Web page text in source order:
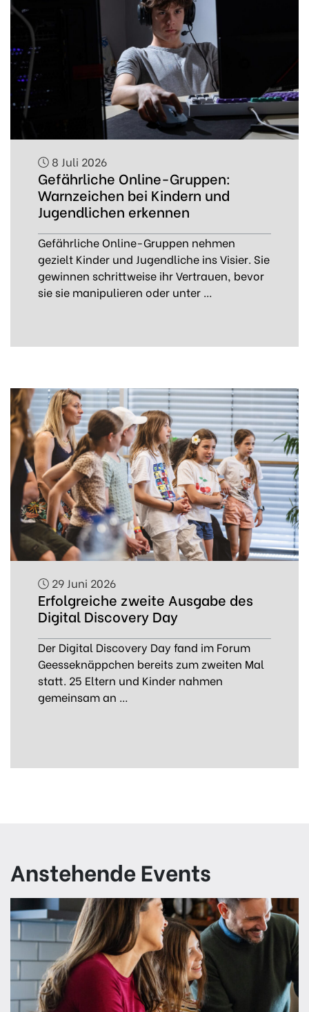
8 Juli 2026
Gefährliche Online-Gruppen:
Warnzeichen bei Kindern und
Jugendlichen erkennen
Gefährliche Online-Gruppen nehmen
gezielt Kinder und Jugendliche ins Visier. Sie
gewinnen schrittweise ihr Vertrauen, bevor
sie sie manipulieren oder unter …
29 Juni 2026
Erfolgreiche zweite Ausgabe des
Digital Discovery Day
Der Digital Discovery Day fand im Forum
Geesseknäppchen bereits zum zweiten Mal
statt. 25 Eltern und Kinder nahmen
gemeinsam an …
Anstehende Events